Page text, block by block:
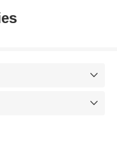

